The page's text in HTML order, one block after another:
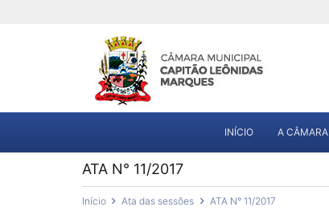
INÍCIO A CÂMARA
ATA N° 11/2017
Início Ata das sessões ATA N° 11/2017